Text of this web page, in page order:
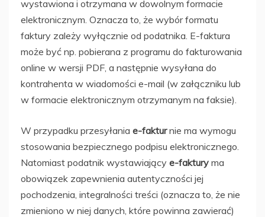
wystawiona i otrzymana w dowolnym formacie
elektronicznym. Oznacza to, że wybór formatu
faktury zależy wyłącznie od podatnika. E-faktura
może być np. pobierana z programu do fakturowania
online w wersji PDF, a następnie wysyłana do
kontrahenta w wiadomości e-mail (w załączniku lub
w formacie elektronicznym otrzymanym na faksie).
W przypadku przesyłania e-fakturnie ma wymogu
stosowania bezpiecznego podpisu elektronicznego.
Natomiast podatnik wystawiający e-faktury ma
obowiązek zapewnienia autentyczności jej
pochodzenia, integralności treści (oznacza to, że nie
zmieniono w niej danych, które powinna zawierać)